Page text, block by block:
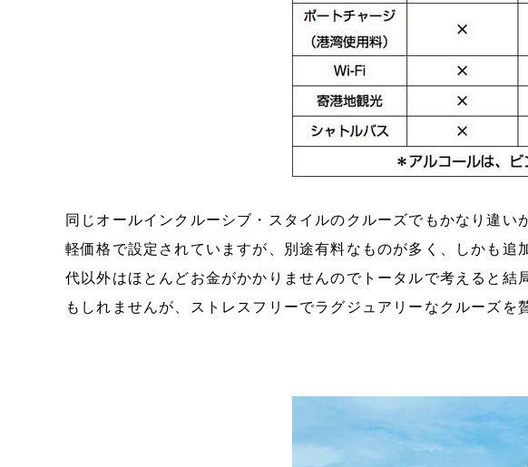
同じオールインクルーシブ・スタイルのクルーズでもかなり違
軽価格で設定されていますが、別途有料なものが多く、しかも
代以外はほとんどお金がかかりませんのでトータルで考えると
もしれませんが、ストレスフリーでラグジュアリーなクルーズ